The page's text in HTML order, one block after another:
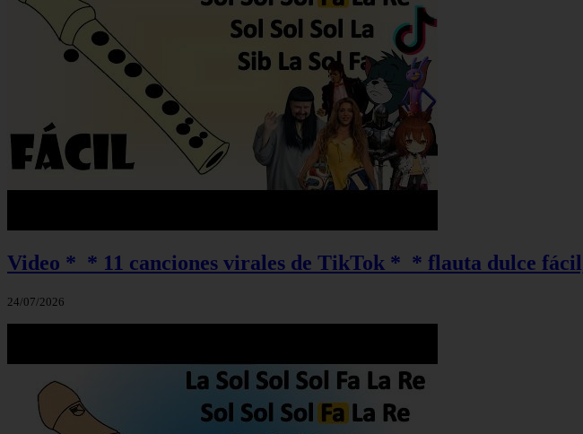
Video *_* 11 canciones virales de TikTok *_* flauta dulce
24/07/2026